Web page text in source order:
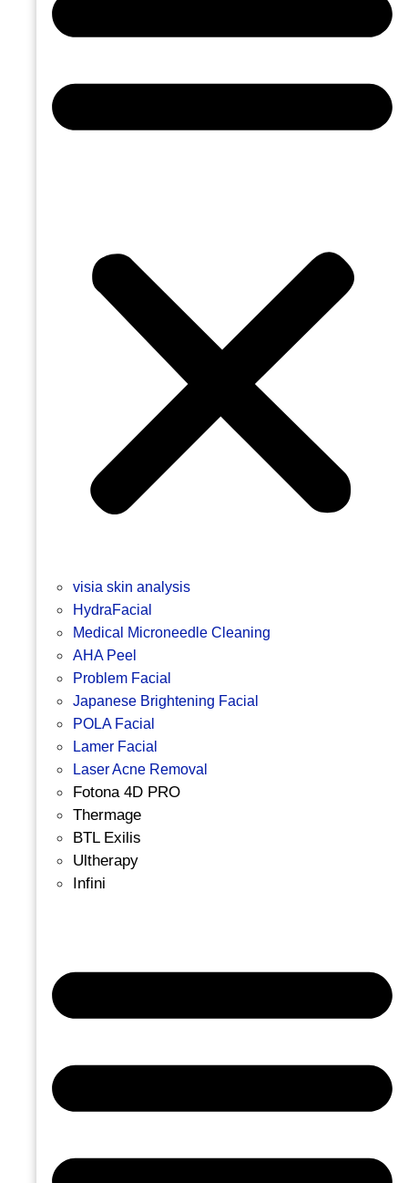
visia skin analysis
HydraFacial
Medical Microneedle Cleaning
AHA Peel
Problem Facial
Japanese Brightening Facial
POLA Facial
Lamer Facial
Laser Acne Removal
Fotona 4D PRO
Thermage
BTL Exilis
Ultherapy
Infini